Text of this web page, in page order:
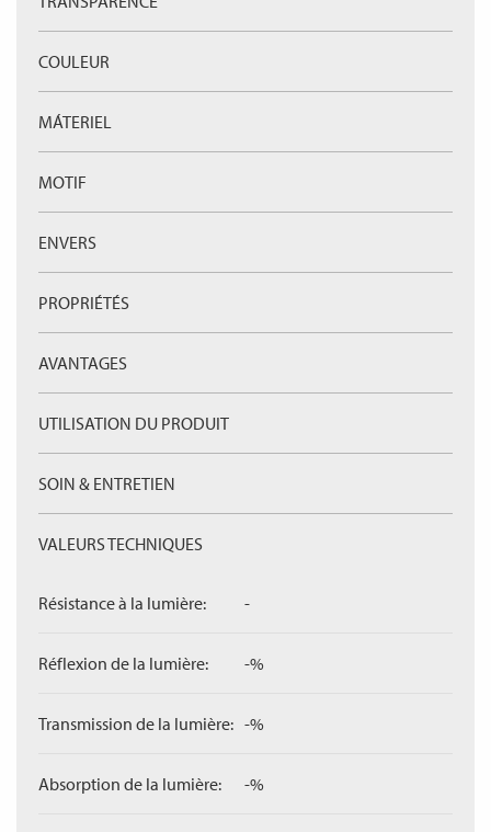
COULEUR
MÁTERIEL
MOTIF
ENVERS
PROPRIÉTÉS
AVANTAGES
UTILISATION DU PRODUIT
SOIN & ENTRETIEN
VALEURS TECHNIQUES
Résistance à la lumière: -
Réflexion de la lumière: -%
Transmission de la lumière: -%
Absorption de la lumière: -%